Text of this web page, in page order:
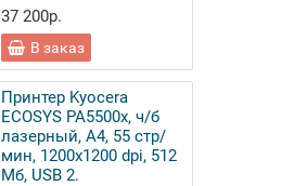
37 200р.
В заказ
Принтер Kyocera
ECOSYS PA5500x, ч/б
лазерный, A4, 55 стр/
мин, 1200x1200 dpi, 512
Мб, USB 2.